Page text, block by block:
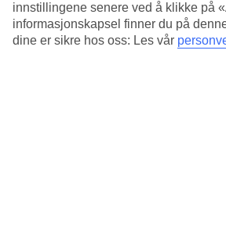
innstillingene senere ved å klikke på
informasjonskapsel finner du på
dine er sikre hos oss: Les vår